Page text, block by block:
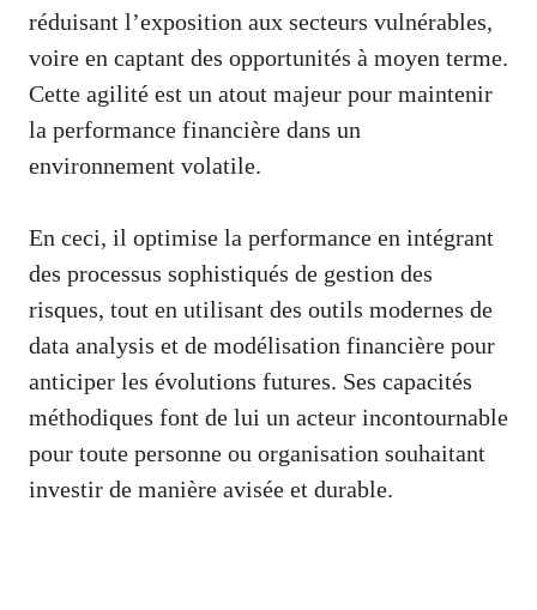
réduisant l’exposition aux secteurs vulnérables,
voire en captant des opportunités à moyen terme.
Cette agilité est un atout majeur pour maintenir
la performance financière dans un
environnement volatile.
En ceci, il optimise la performance en intégrant
des processus sophistiqués de gestion des
risques, tout en utilisant des outils modernes de
data analysis et de modélisation financière pour
anticiper les évolutions futures. Ses capacités
méthodiques font de lui un acteur incontournable
pour toute personne ou organisation souhaitant
investir de manière avisée et durable.